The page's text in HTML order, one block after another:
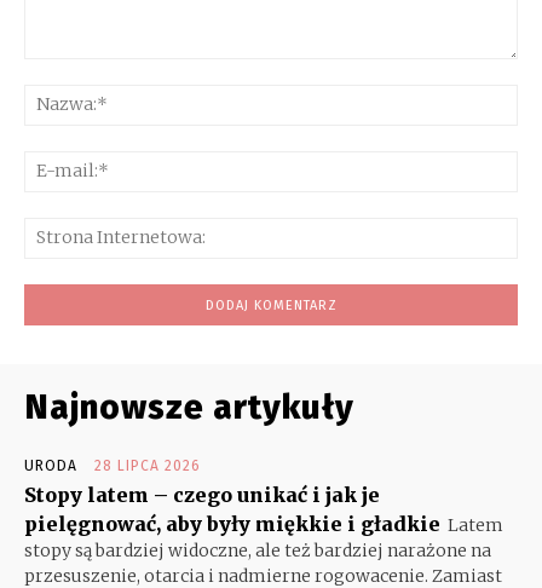
Najnowsze artykuły
URODA 28 LIPCA 2026
Stopy latem – czego unikać i jak je
pielęgnować, aby były miękkie i gładkie Latem
stopy są bardziej widoczne, ale też bardziej narażone na
przesuszenie, otarcia i nadmierne rogowacenie. Zamiast